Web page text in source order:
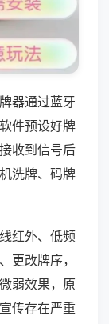
器通过蓝牙
件预设好牌
收到信号后
洗牌、码牌
红外、低频
更改牌序，
弱效果，原
传存在严重